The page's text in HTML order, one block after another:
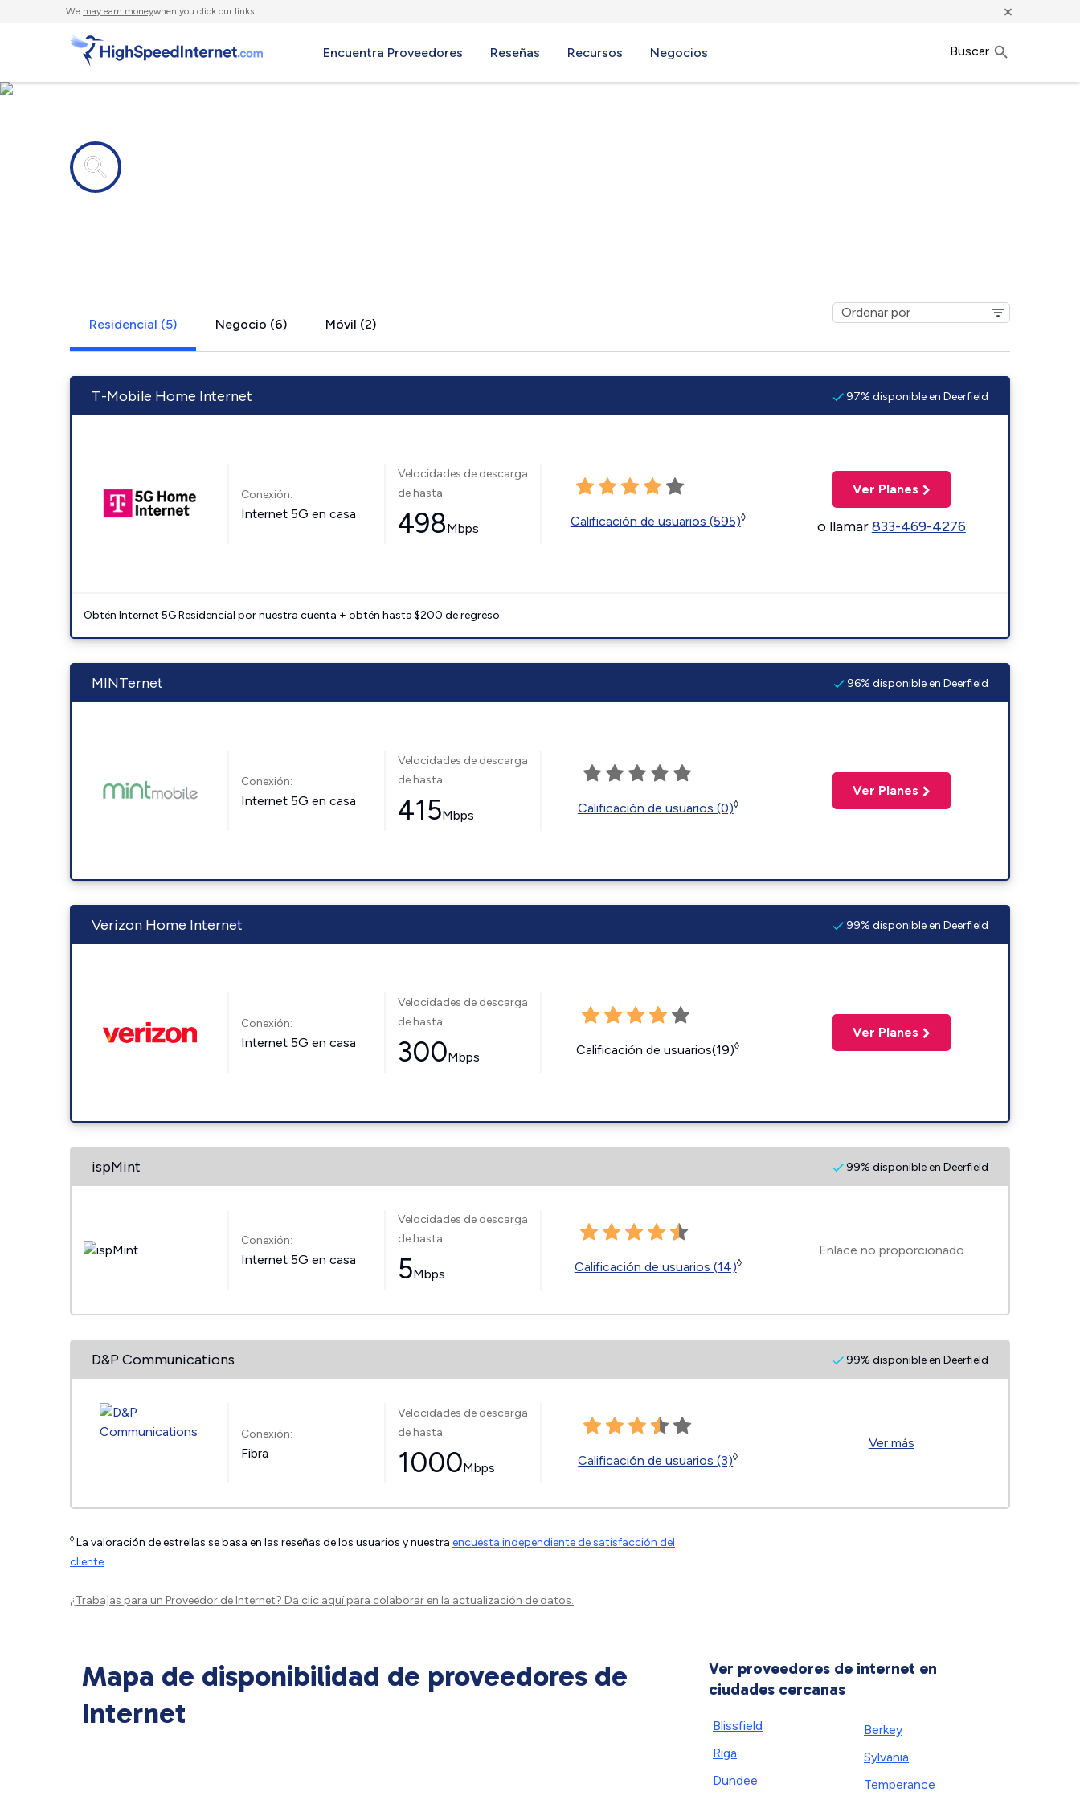
We may earn moneywhen you click our links. ×
Encuentra Proveedores Reseñas Recursos Negocios Buscar
Residencial (5) Negocio (6) Móvil (2)
T-Mobile Home Internet 97% disponible en Deerfield
Conexión:
Internet 5G en casa
Velocidades de descarga
de hasta
498Mbps Calificación de usuarios (595)◊
Ver Planes
o llamar833-469-4276
Obtén Internet 5G Residencial por nuestra cuenta + obtén hasta $200 de regreso.
MINTernet 96% disponible en Deerfield
Conexión:
Internet 5G en casa
Velocidades de descarga
de hasta
415Mbps Calificación de usuarios (0)◊
Ver Planes
Verizon Home Internet 99% disponible en Deerfield
Conexión:
Internet 5G en casa
Velocidades de descarga
de hasta
300Mbps Calificación de usuarios(19)◊
Ver Planes
ispMint 99% disponible en Deerfield
Conexión:
Internet 5G en casa
Velocidades de descarga
de hasta
5Mbps Calificación de usuarios (14)◊
Enlace no proporcionado
D&P Communications 99% disponible en Deerfield
Conexión:
Fibra
Velocidades de descarga
de hasta
1000Mbps Calificación de usuarios (3)◊
Ver más
◊ La valoración de estrellas se basa en las reseñas de los usuarios y nuestra encuesta independiente de satisfacción del
cliente.
¿Trabajas para un Proveedor de Internet? Da clic aquípara colaborar en la actualización de datos.
Mapa de disponibilidad de proveedores de
Internet
Ver proveedores de internet en
ciudades cercanas
Blissfield
Riga
Dundee
Berkey
Sylvania
Temperance